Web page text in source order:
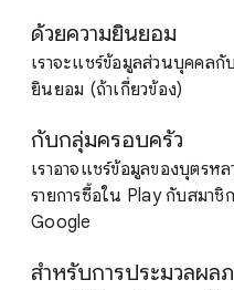
ด้วยความยินยอม
เราจะแชร์ข้อมูลส่วนบุคคล
ยินยอม (ถ้าเกี่ยวข้อง)
กับกลุ่มครอบครัว
เราอาจแชร์ข้อมูลของบุตรห
รายการซื้อใน Play กับสมา
Google
สำหรับการประมวลผล